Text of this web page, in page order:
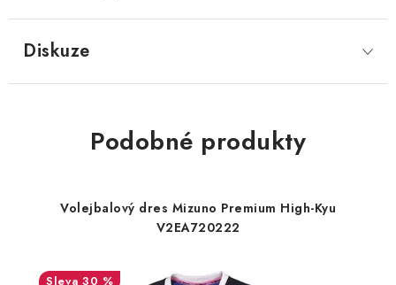
Diskuze
Podobné produkty
Volejbalový dres Mizuno Premium High-Kyu
V2EA720222
30 %